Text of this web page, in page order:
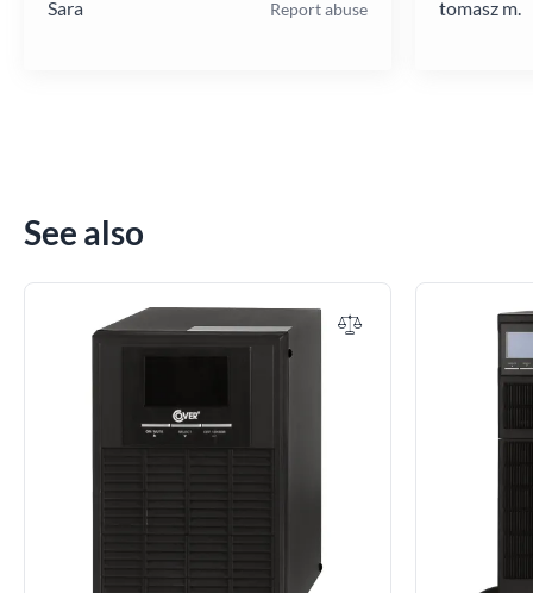
Sara Report abuse
tomasz m.
See also